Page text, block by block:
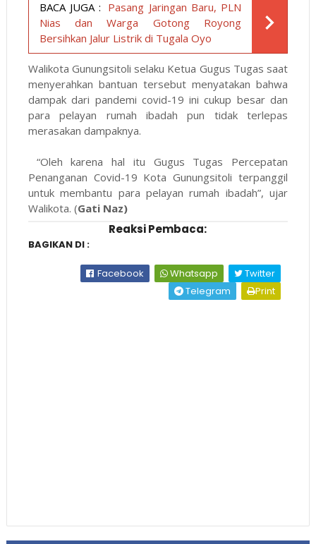
BACA JUGA : Pasang Jaringan Baru, PLN
Nias dan Warga Gotong Royong
Bersihkan Jalur Listrik di Tugala Oyo
Walikota Gunungsitoli selaku Ketua Gugus Tugas saat
menyerahkan bantuan tersebut menyatakan bahwa
dampak dari pandemi covid-19 ini cukup besar dan
para pelayan rumah ibadah pun tidak terlepas
merasakan dampaknya.
“Oleh karena hal itu Gugus Tugas Percepatan
Penanganan Covid-19 Kota Gunungsitoli terpanggil
untuk membantu para pelayan rumah ibadah”, ujar
Walikota. (Gati Naz)
Reaksi Pembaca:
BAGIKAN DI :
Facebook Whatsapp
Twitter
Telegram
Print